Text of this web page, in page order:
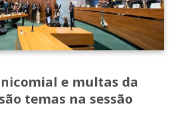
e multas da
temas na sessão